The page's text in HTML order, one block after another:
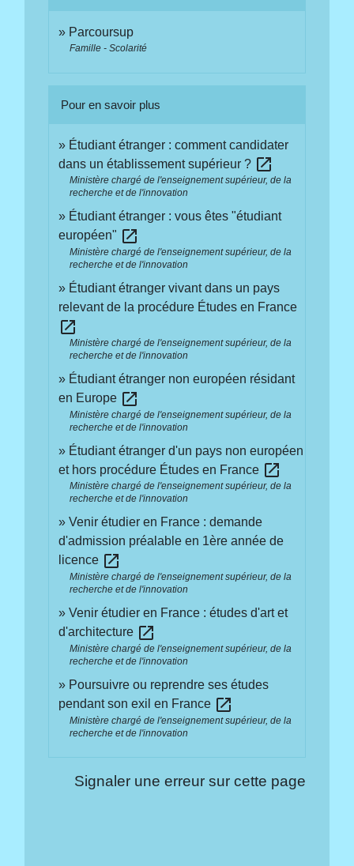
Parcoursup
Famille - Scolarité
Pour en savoir plus
Étudiant étranger : comment candidater
dans un établissement supérieur ? open_in_new
Ministère chargé de l'enseignement supérieur, de la
recherche et de l'innovation
Étudiant étranger : vous êtes "étudiant
européen" open_in_new
Ministère chargé de l'enseignement supérieur, de la
recherche et de l'innovation
Étudiant étranger vivant dans un pays
relevant de la procédure Études en France
open_in_new
Ministère chargé de l'enseignement supérieur, de la
recherche et de l'innovation
Étudiant étranger non européen résidant
en Europe open_in_new
Ministère chargé de l'enseignement supérieur, de la
recherche et de l'innovation
Étudiant étranger d'un pays non européen
et hors procédure Études en France open_in_new
Ministère chargé de l'enseignement supérieur, de la
recherche et de l'innovation
Venir étudier en France : demande
d'admission préalable en 1ère année de
licence open_in_new
Ministère chargé de l'enseignement supérieur, de la
recherche et de l'innovation
Venir étudier en France : études d'art et
d'architecture open_in_new
Ministère chargé de l'enseignement supérieur, de la
recherche et de l'innovation
Poursuivre ou reprendre ses études
pendant son exil en France open_in_new
Ministère chargé de l'enseignement supérieur, de la
recherche et de l'innovation
Signaler une erreur sur cette page